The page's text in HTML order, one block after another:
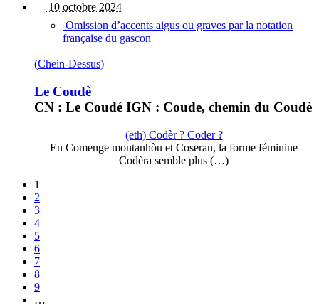
10 octobre 2024
Omission d’accents aigus ou graves par la notation
française du gascon
(Chein-Dessus)
Le Coudè
CN : Le Coudé IGN : Coude, chemin du Coudè
(eth) Codèr ? Coder ?
En Comenge montanhòu et Coseran, la forme féminine
Codèra semble plus (…)
1
2
3
4
5
6
7
8
9
…